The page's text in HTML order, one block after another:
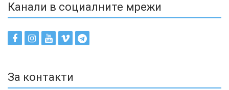
Канали в социалните мрежи
За контакти